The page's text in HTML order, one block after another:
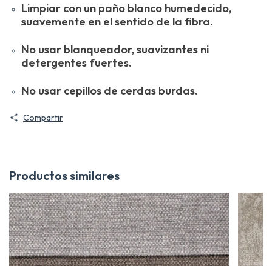
Limpiar con un paño blanco humedecido,
suavemente en el sentido de la fibra.
No usar blanqueador, suavizantes ni
detergentes fuertes.
No usar cepillos de cerdas burdas.
Compartir
Productos similares